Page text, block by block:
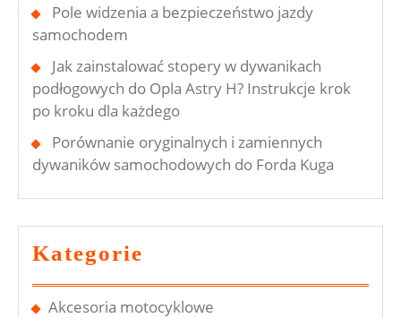
Pole widzenia a bezpieczeństwo jazdy
samochodem
Jak zainstalować stopery w dywanikach
podłogowych do Opla Astry H? Instrukcje krok
po kroku dla każdego
Porównanie oryginalnych i zamiennych
dywaników samochodowych do Forda Kuga
Kategorie
Akcesoria motocyklowe